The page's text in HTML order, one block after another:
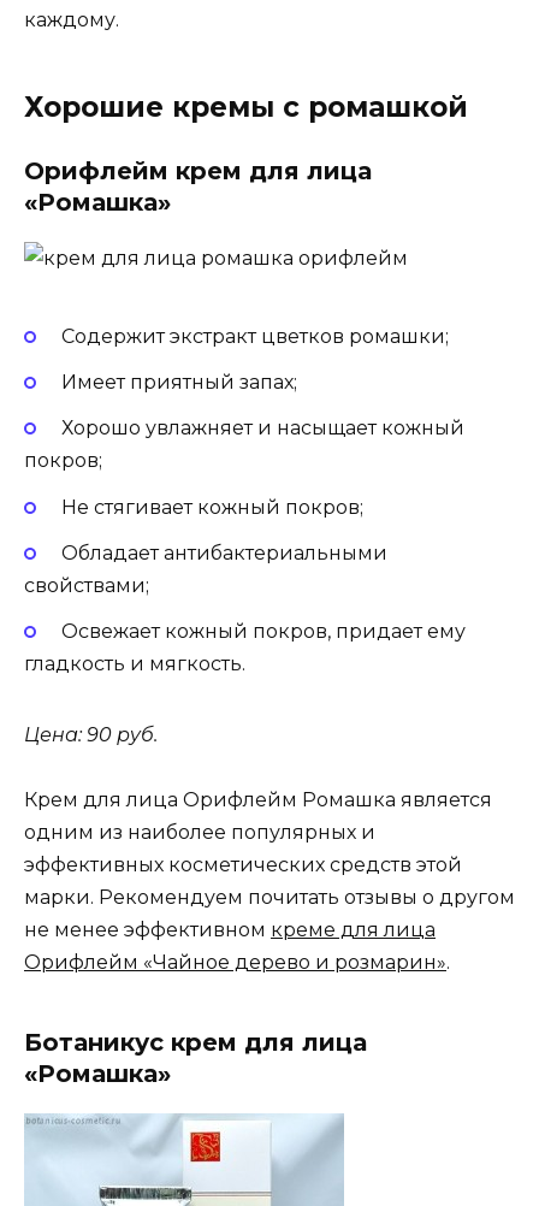
каждому.
Хорошие кремы с ромашкой
Орифлейм крем для лица
«Ромашка»
Содержит экстракт цветков ромашки;
Имеет приятный запах;
Хорошо увлажняет и насыщает кожный
покров;
Не стягивает кожный покров;
Обладает антибактериальными
свойствами;
Освежает кожный покров, придает ему
гладкость и мягкость.
Цена: 90 руб.
Крем для лица Орифлейм Ромашка является
одним из наиболее популярных и
эффективных косметических средств этой
марки. Рекомендуем почитать отзывы о другом
не менее эффективном креме для лица
Орифлейм «Чайное дерево и розмарин».
Ботаникус крем для лица
«Ромашка»